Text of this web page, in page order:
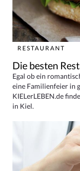
RESTAURANT
Die besten
Egal ob ein
eine Familienfeier in
KIELerLEBEN.de
in Kiel.